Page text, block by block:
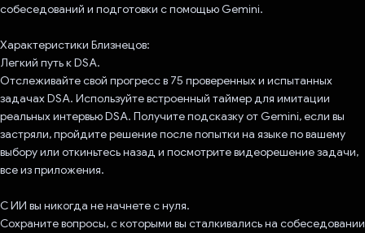
собеседований и подготовки с помощью Gemini.
Характеристики Близнецов:
Легкий путь к DSA.
Отслеживайте свой прогресс в 75 проверенных и испытанных
задачах DSA. Используйте встроенный таймер для имитации
реальных интервью DSA. Получите подсказку от Gemini, если вы
застряли, пройдите решение после попытки на языке по вашему
выбору или откиньтесь назад и посмотрите видеорешение задачи,
все из приложения.
С ИИ вы никогда не начнете с нуля.
Сохраните вопросы, с которыми вы сталкивались на собеседовании